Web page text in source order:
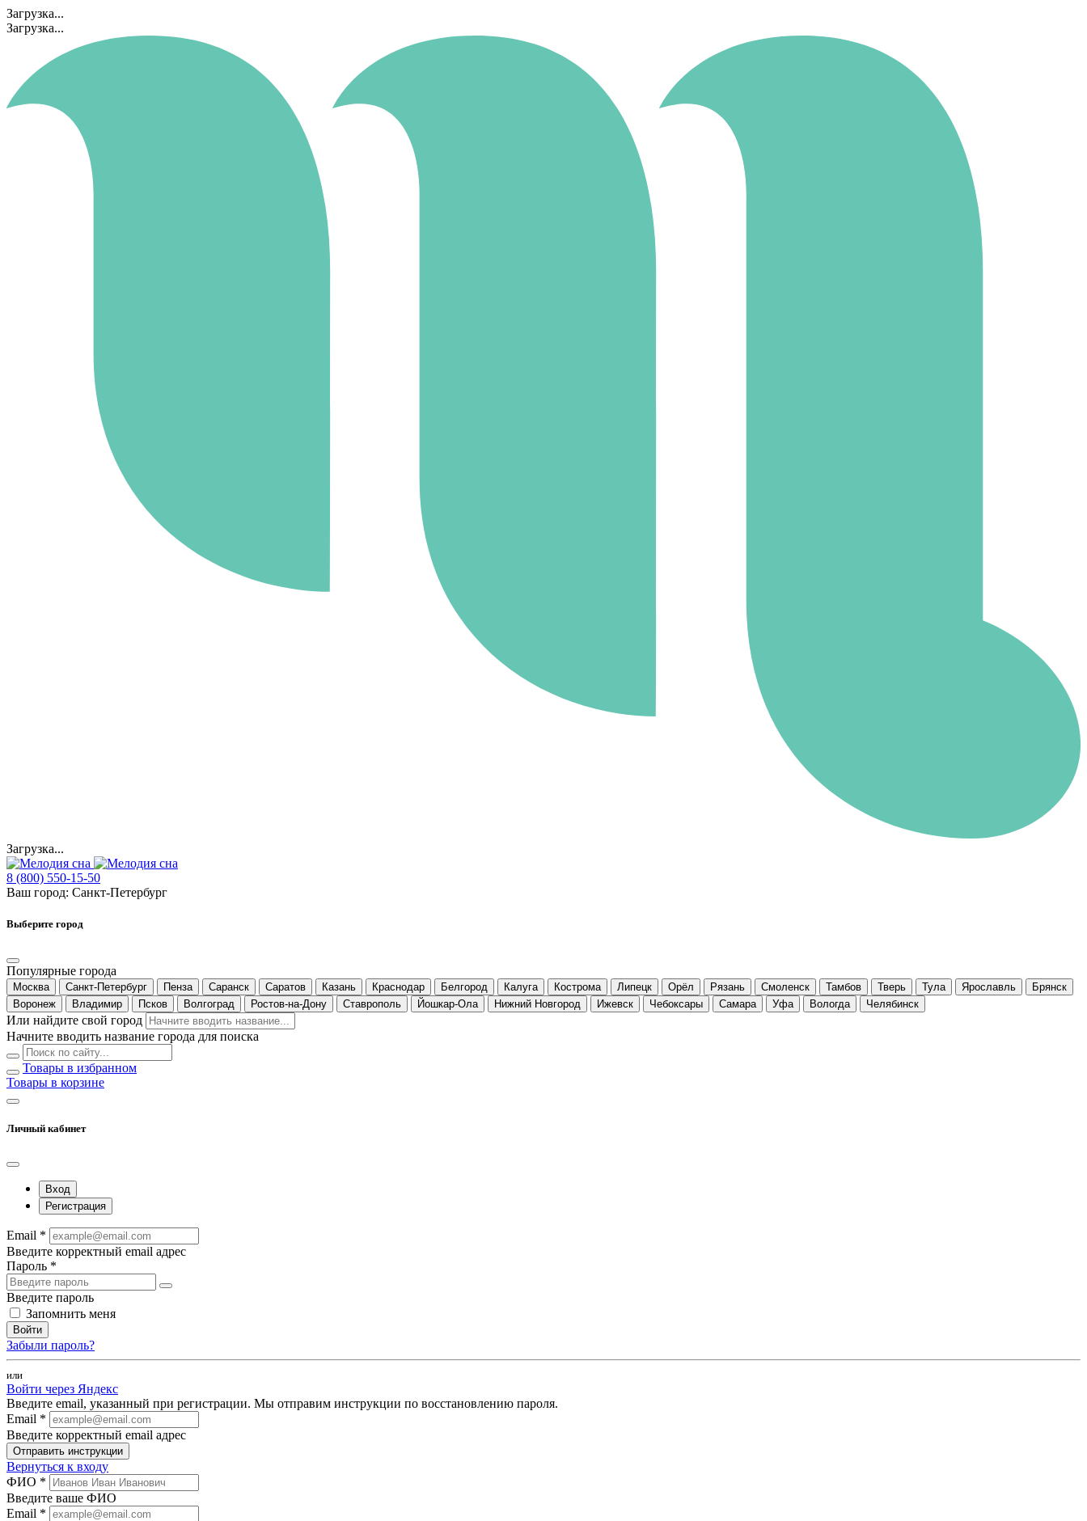
Загрузка...
Загрузка...
Загрузка...
8 (800) 550-15-50
Ваш город: Санкт-Петербург
Выберите город
Популярные города
Москва Санкт-Петербург Пенза Саранск Саратов Казань Краснодар Белгород Калуга Кострома Липецк Орёл Рязань Смоленск Тамбов Тверь Тула Ярославль
Брянск
Воронеж
Владимир Псков Волгоград Ростов-на-Дону Ставрополь Йошкар-Ола Нижний Новгород Ижевск Чебоксары Самара Уфа Вологда Челябинск
Или найдите свой город
Начните вводить название города для поиска
Товары в избранном
Товары в корзине
Личный кабинет
Вход
Регистрация
Email *
Введите корректный email адрес
Пароль *
Введите пароль
Запомнить меня
Войти
Забыли пароль?
или
Войти через Яндекс
Введите email, указанный при регистрации. Мы отправим инструкции по восстановлению пароля.
Email *
Введите корректный email адрес
Отправить инструкции
Вернуться к входу
ФИО *
Введите ваше ФИО
Email *